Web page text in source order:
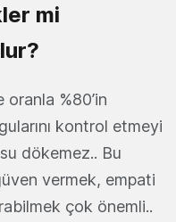
mi
%80’in
kontrol etmeyi
dökemez.. Bu
vermek, empati
çok önemli..